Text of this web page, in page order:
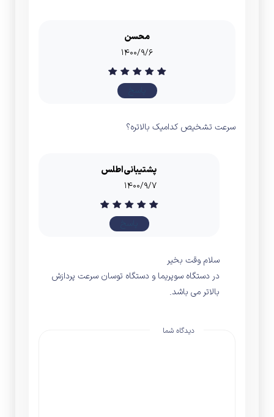
محسن
۱۴۰۰/۹/۶
سرعت تشخیص کدامیک بالاتره؟
پشتیبانی اطلس
۱۴۰۰/۹/۷
سلام وقت بخیر
در دستگاه سوپریما و دستگاه توسان سرعت پردازش
بالاتر می باشد.
دیدگاه شما